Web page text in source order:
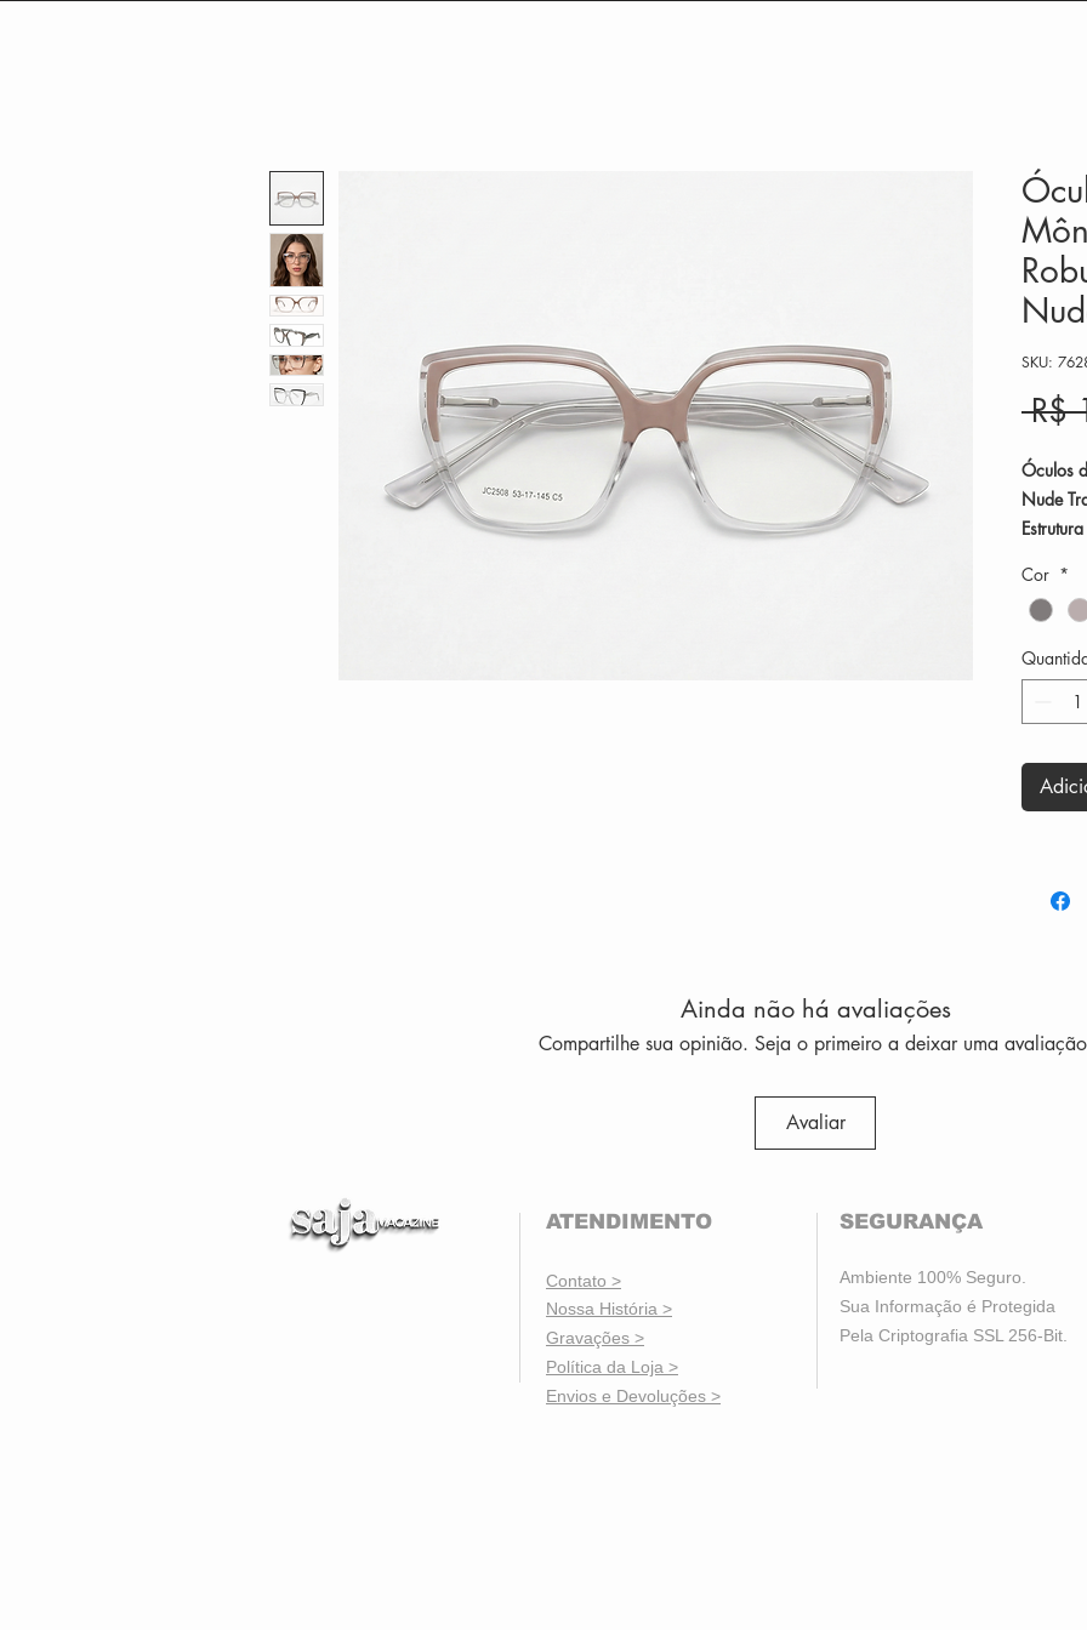
SKU:
R$
Óculos
Nude
O
Seu
ajuda
olhar,
Medidas
🔹
🔹
🔹
🔹 Para
bem
Cor *
Ainda não há avaliações
Compartilhe sua opinião. Seja o primeiro a deixar uma
Avaliar
ATENDIMENTO
Contato >
Nossa História >
Gravações >
Política da Loja >
Envios e Devoluções >
SEGURANÇA
Ambiente 100% Seguro.
Sua Informação é Protegida
Pela Criptografia SSL 256-Bit.